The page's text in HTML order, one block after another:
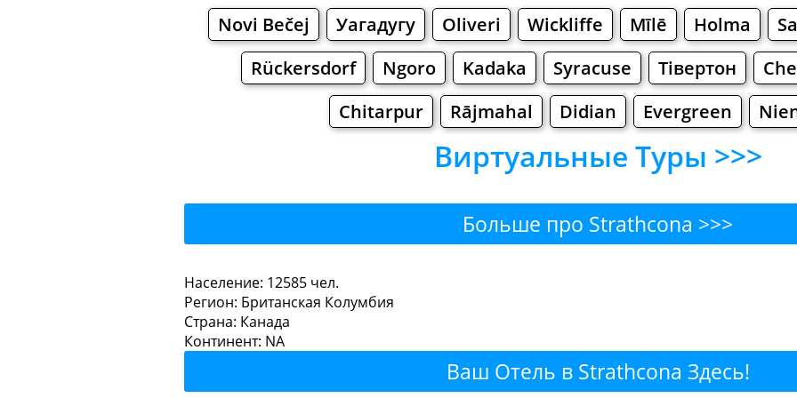
Novi Bečej Уагадугу Oliveri Wickliffe Mīlē Holma
Rückersdorf
Ngoro Kadaka Syracuse Тівертон
Chitarpur
Rājmahal Didian Evergreen
Виртуальные Туры >>>
Больше про Strathcona >>>
Strathcona - Где поесть или
Рестораны Кафе
Strathcona - Где купить? Магазины,
Население: 12585 чел.
Регион: Британская Колумбия
Страна: Канада
Континент: NA
Ваш Отель в Strathcona Здесь!